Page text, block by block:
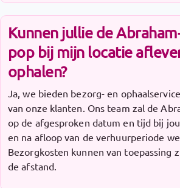
Kunnen jullie de
pop bij mijn locatie
ophalen?
Ja, we bieden bezorg- en
van onze klanten. Ons team zal de
op de afgesproken datum en tijd bij
en na afloop van de verhuurperiode
Bezorgkosten kunnen van toepassing
de afstand.